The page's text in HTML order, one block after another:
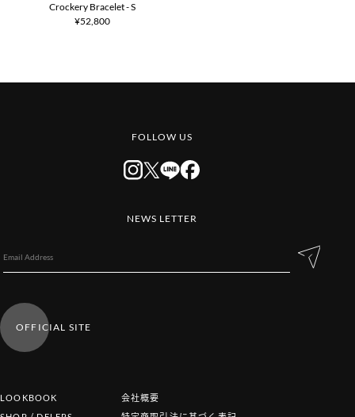
Crockery Bracelet - S
¥52,800
FOLLOW US
NEWS LETTER
OFFICIAL SITE
LOOKBOOK
会社概要